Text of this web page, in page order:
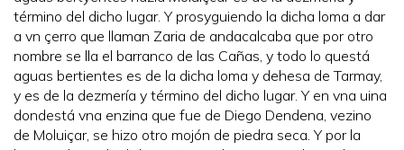
término del dicho lugar. Y prosyguiendo la dicha loma a dar
a vn çerro que llaman Zaria de andacalcaba que por otro
nombre se lla el barranco de las Cañas, y todo lo questá
aguas bertientes es de la dicha loma y dehesa de Tarmay,
y es de la dezmería y término del dicho lugar. Y en vna uina
dondestá vna enzina que fue de Diego Dendena, vezino
de Moluiçar, se hizo otro mojón de piedra seca. Y por la